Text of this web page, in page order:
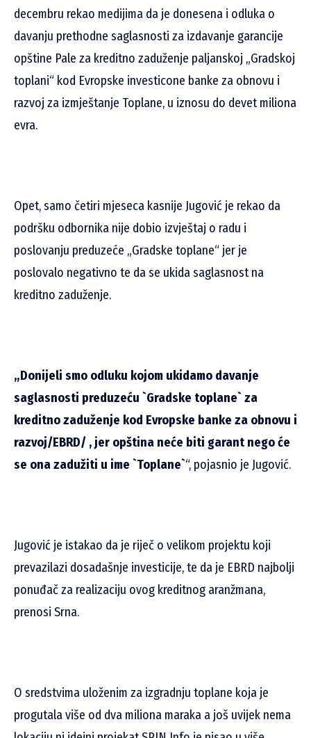
decembru rekao medijima da je donesena i odluka o
davanju prethodne saglasnosti za izdavanje garancije
opštine Pale za kreditno zaduženje paljanskoj „Gradskoj
toplani“ kod Evropske investicone banke za obnovu i
razvoj za izmještanje Toplane, u iznosu do devet miliona
evra.
Opet, samo četiri mjeseca kasnije Jugović je rekao da
podršku odbornika nije dobio izvještaj o radu i
poslovanju preduzeće „Gradske toplane“ jer je
poslovalo negativno te da se ukida saglasnost na
kreditno zaduženje.
„Donijeli smo odluku kojom ukidamo davanje
saglasnosti preduzeću `Gradske toplane` za
kreditno zaduženje kod Evropske banke za obnovu i
razvoj/EBRD/ , jer opština neće biti garant nego će
se ona zadužiti u ime `Toplane`“, pojasnio je Jugović.
Jugović je istakao da je riječ o velikom projektu koji
prevazilazi dosadašnje investicije, te da je EBRD najbolji
ponuđač za realizaciju ovog kreditnog aranžmana,
prenosi Srna.
O sredstvima uloženim za izgradnju toplane koja je
progutala više od dva miliona maraka a još uvijek nema